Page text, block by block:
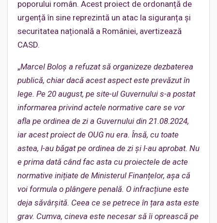
poporului român. Acest proiect de ordonanță de
urgență în sine reprezintă un atac la siguranța și
securitatea națională a României, avertizează
CASD.
„Marcel Boloș a refuzat să organizeze dezbaterea
publică, chiar dacă acest aspect este prevăzut în
lege. Pe 20 august, pe site-ul Guvernului s-a postat
informarea privind actele normative care se vor
afla pe ordinea de zi a Guvernului din 21.08.2024,
iar acest proiect de OUG nu era. Însă, cu toate
astea, l-au băgat pe ordinea de zi și l-au aprobat. Nu
e prima dată când fac asta cu proiectele de acte
normative inițiate de Ministerul Finanțelor, așa că
voi formula o plângere penală. O infracțiune este
deja săvârșită. Ceea ce se petrece în țara asta este
grav. Cumva, cineva este necesar să îi oprească pe